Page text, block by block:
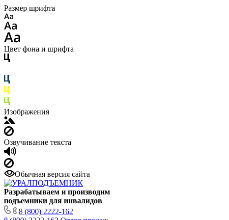
Размер шрифта
Цвет фона и шрифта
Изображения
Озвучивание текста
Обычная версия сайта
Разрабатываем и производим
подъемники для инвалидов
8 (800) 2222-162